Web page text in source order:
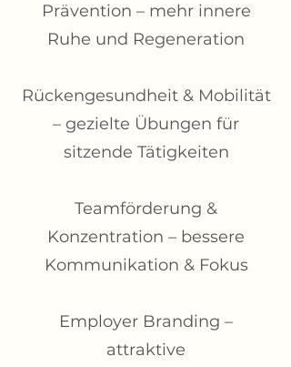
Prävention – mehr innere
Ruhe und Regeneration
Rückengesundheit & Mobilität
– gezielte Übungen für
sitzende Tätigkeiten
Teamförderung &
Konzentration – bessere
Kommunikation & Fokus
Employer Branding –
attraktive